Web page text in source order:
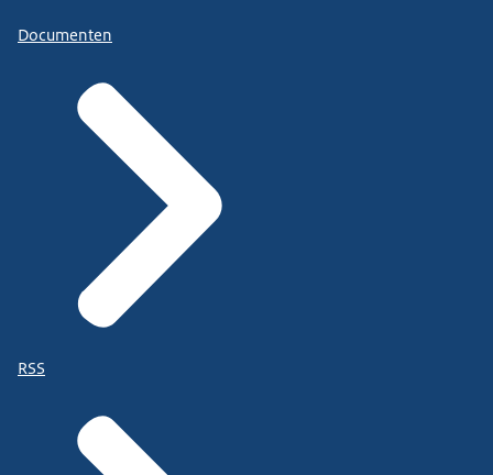
Documenten
RSS